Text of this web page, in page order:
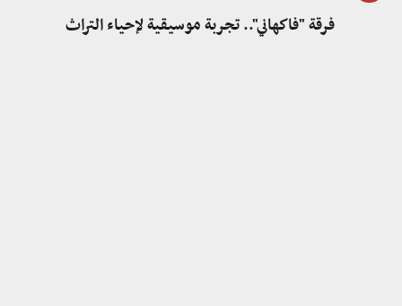
فرقة "فاكهاني".. تجربة موسيقية لإحياء التراث